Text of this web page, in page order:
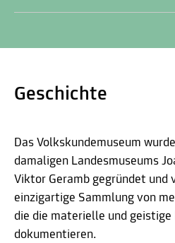
Geschichte
Das Volkskundemuseum
damaligen Landesmuseums
Viktor Geramb gegründet und
einzigartige Sammlung von
die die materielle und
dokumentieren.